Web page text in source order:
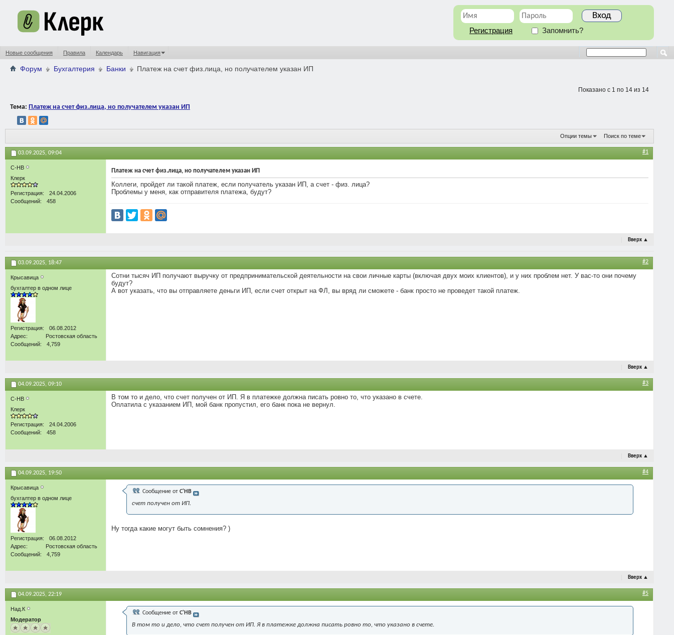
Регистрация Запомнить?
Новые сообщения Правила Календарь Навигация
Форум Бухгалтерия Банки Платеж на счет физ.лица, но получателем указан ИП
Показано с 1 по 14 из 14
Тема: Платеж на счет физ.лица, но получателем указан ИП
Опции темы Поиск по теме
03.09.2025, 09:04 #1
С-НВ
Клерк
Регистрация
24.04.2006
Сообщений
458
Платеж на счет физ.лица, но получателем указан ИП
Коллеги, пройдет ли такой платеж, если получатель указан ИП, а счет - физ. лица?
Проблемы у меня, как отправителя платежа, будут?
Вверх ▲
03.09.2025, 18:47 #2
Крысавица
бухгалтер в одном лице
Регистрация
06.08.2012
Адрес
Ростовская область
Сообщений
4,759
Сотни тысяч ИП получают выручку от предпринимательской деятельности на свои личные карты (включая двух моих клиентов), и у них проблем нет. У вас-то они почему
будут?
А вот указать, что вы отправляете деньги ИП, если счет открыт на ФЛ, вы вряд ли сможете - банк просто не проведет такой платеж.
Вверх ▲
04.09.2025, 09:10 #3
С-НВ
Клерк
Регистрация
24.04.2006
Сообщений
458
В том то и дело, что счет получен от ИП. Я в платежке должна писать ровно то, что указано в счете.
Оплатила с указанием ИП, мой банк пропустил, его банк пока не вернул.
Вверх ▲
04.09.2025, 19:50 #4
Крысавица
бухгалтер в одном лице
Регистрация
06.08.2012
Адрес
Ростовская область
Сообщений
4,759
Сообщение от С'НВ
счет получен от ИП.
Ну тогда какие могут быть сомнения? )
Вверх ▲
04.09.2025, 22:19 #5
Над.К
Модератор
Сообщение от С'НВ
В том то и дело, что счет получен от ИП. Я в платежке должна писать ровно то, что указано в счете.